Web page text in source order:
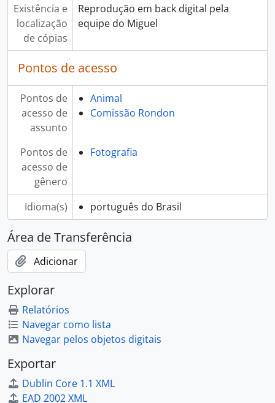
Existência e
localização
de cópias
Reprodução em back digital pela
equipe do Miguel
Pontos de acesso
Pontos de
acesso de
assunto
Animal
Comissão Rondon
Pontos de
acesso de
gênero
Fotografia
Idioma(s) português do Brasil
Área de Transferência
Adicionar
Explorar
Relatórios
Navegar como lista
Navegar pelos objetos digitais
Exportar
Dublin Core 1.1 XML
EAD 2002 XML